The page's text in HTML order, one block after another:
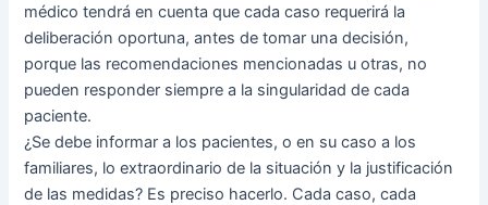
médico tendrá en cuenta que cada caso requerirá la
deliberación oportuna, antes de tomar una decisión,
porque las recomendaciones mencionadas u otras, no
pueden responder siempre a la singularidad de cada
paciente.
¿Se debe informar a los pacientes, o en su caso a los
familiares, lo extraordinario de la situación y la justificación
de las medidas? Es preciso hacerlo. Cada caso, cada